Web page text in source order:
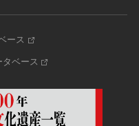
ース
ベース